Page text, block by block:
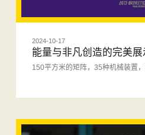
2024-10-17
能量与非凡创造的完美展
150平方米的矩阵，35种机械装置